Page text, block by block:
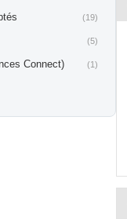
(19)
(5)
Connect) (1)